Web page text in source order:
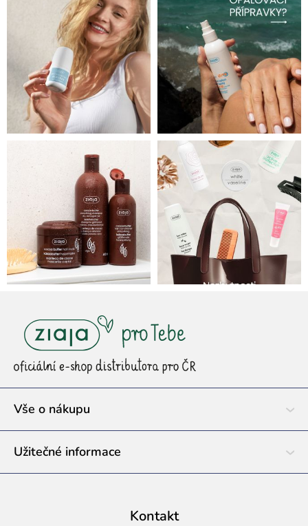
t
Vše o nákupu
Užitečné informace
Kontakt